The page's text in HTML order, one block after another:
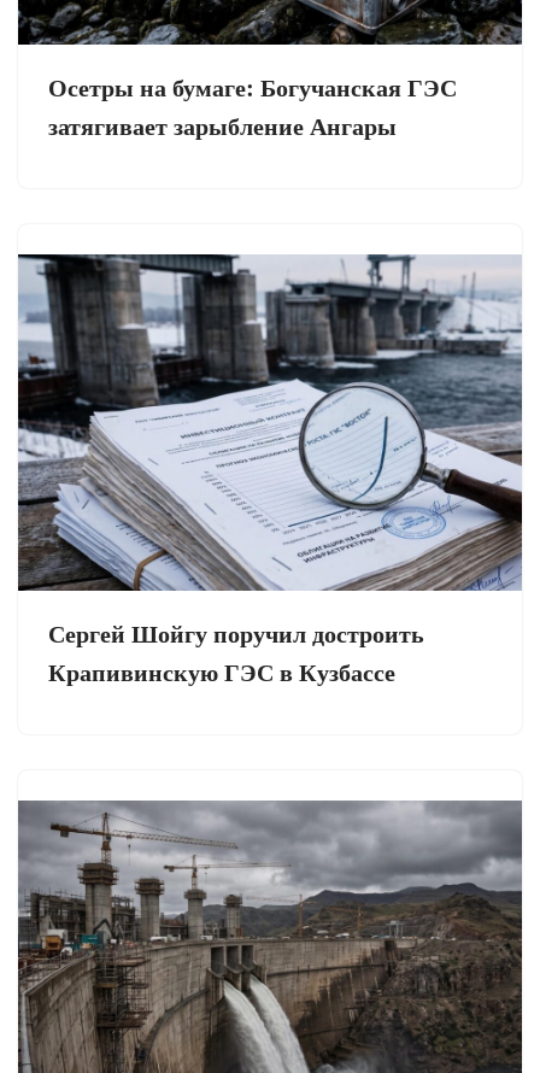
Осетры на бумаге: Богучанская ГЭС
затягивает зарыбление Ангары
Сергей Шойгу поручил достроить
Крапивинскую ГЭС в Кузбассе